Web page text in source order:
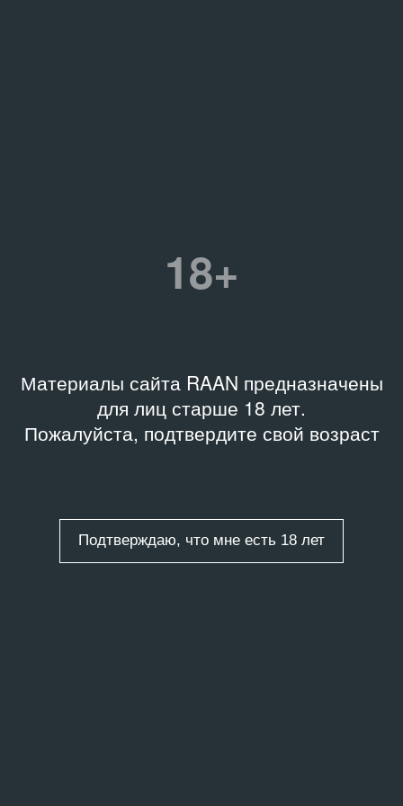
18+
Материалы сайта RAAN предназначены
для лиц старше 18 лет.
Пожалуйста, подтвердите свой возраст
Подтверждаю, что мне есть 18 лет